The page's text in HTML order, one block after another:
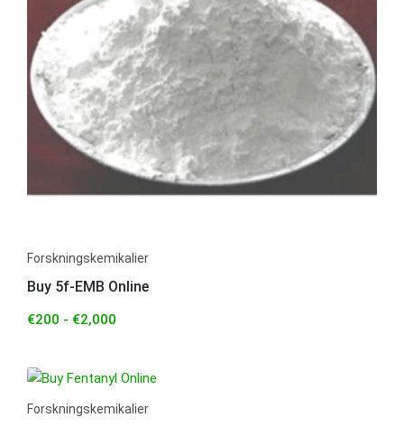
Forskningskemikalier
Buy 5f-EMB Online
€200 - €2,000
Forskningskemikalier